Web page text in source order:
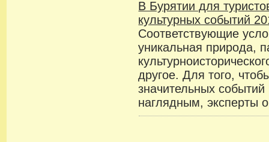
В Бурятии для
культурных событий
Соответствующие
уникальная природа,
другое. Для того,
значительных
наглядным, эксперты